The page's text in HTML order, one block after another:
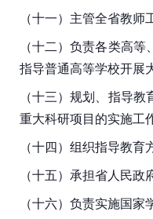
（十一）主管全省教
（十二）负责各类高
指导普通高等学校开展
（十三）规划、指导教
重大科研项目的实施工
（十四）组织指导教
（十五）承担省人民
（十六）负责实施国